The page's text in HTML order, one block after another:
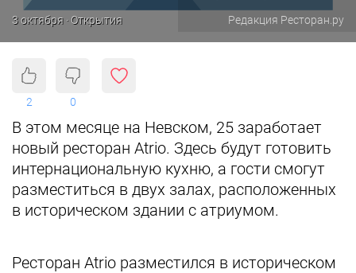
3 октября · Открытия Редакция Ресторан.ру
2 0
В этом месяце на Невском, 25 заработает
новый ресторан Atrio. Здесь будут готовить
интернациональную кухню, а гости смогут
разместиться в двух залах, расположенных
в историческом здании с атриумом.
Ресторан Atrio разместился в историческом